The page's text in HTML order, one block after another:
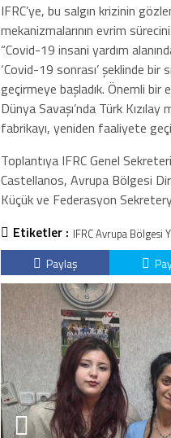
IFRC’ye, bu salgın krizinin
mekanizmalarının evrim
“Covid-19 insani yardım
‘Covid-19 sonrası’ şeklinde bir
geçirmeye başladık. Önemli
Dünya Savaşı’nda Türk
fabrikayı, yeniden faaliyete
Toplantıya IFRC Genel
Castellanos, Avrupa Bölgesi
Küçük ve Federasyon
Etiketler : IFRC Avrupa Bölgesi
Paylaş